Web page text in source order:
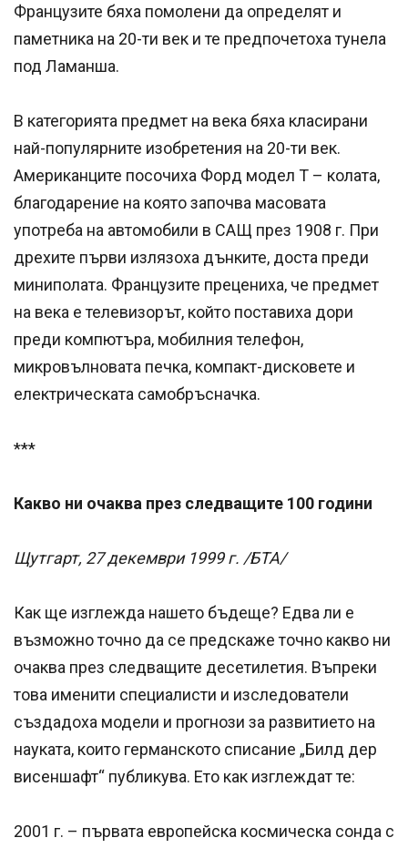
Французите бяха помолени да определят и
паметника на 20-ти век и те предпочетоха тунела
под Ламанша.
В категорията предмет на века бяха класирани
най-популярните изобретения на 20-ти век.
Американците посочиха Форд модел Т – колата,
благодарение на която започва масовата
употреба на автомобили в САЩ през 1908 г. При
дрехите първи излязоха дънките, доста преди
миниполата. Французите прецениха, че предмет
на века е телевизорът, който поставиха дори
преди компютъра, мобилния телефон,
микровълновата печка, компакт-дисковете и
електрическата самобръсначка.
***
Какво ни очаква през следващите 100 години
Щутгарт, 27 декември 1999 г. /БТА/
Как ще изглежда нашето бъдеще? Едва ли е
възможно точно да се предскаже точно какво ни
очаква през следващите десетилетия. Въпреки
това именити специалисти и изследователи
създадоха модели и прогнози за развитието на
науката, които германското списание „Билд дер
висеншафт“ публикува. Ето как изглеждат те:
2001 г. – първата европейска космическа сонда с